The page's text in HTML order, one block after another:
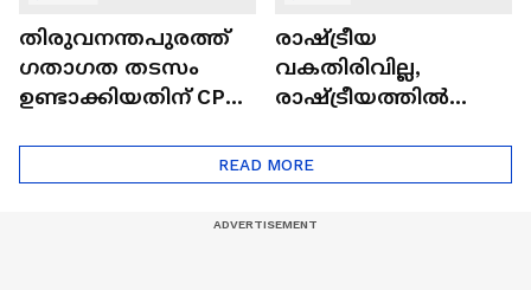
തിരുവനന്തപുരത്ത് ​
ഗതാ​ഗത തടസം
ഉണ്ടാക്കിയതിന് CPM
ചിത്തരഞ്ജന് നിൽപ്പു
ശിക്ഷ
രാഷ്ട്രീയ
വകതിരിവില്ല,
രാഷ്ട്രീയത്തില്‍
അധികപ്പറ്റാണെന്ന്
ജി സുധാകരന്‍
READ MORE